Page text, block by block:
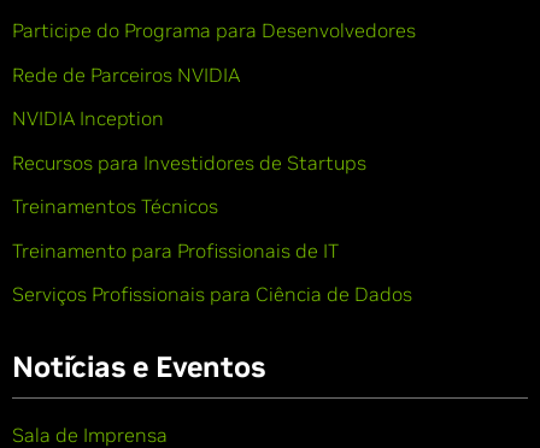
Participe do Programa para Desenvolvedores
Rede de Parceiros NVIDIA
NVIDIA Inception
Recursos para Investidores de Startups
Treinamentos Técnicos
Treinamento para Profissionais de IT
Serviços Profissionais para Ciência de Dados
Notícias e Eventos
Sala de Imprensa